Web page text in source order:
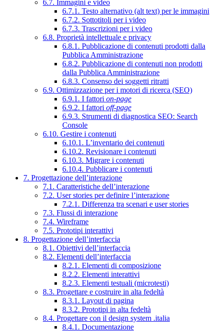
6.7. Immagini e video
6.7.1. Testo alternativo (alt text) per le immagini
6.7.2. Sottotitoli per i video
6.7.3. Trascrizioni per i video
6.8. Proprietà intellettuale e privacy
6.8.1. Pubblicazione di contenuti prodotti dalla
Pubblica Amministrazione
6.8.2. Pubblicazione di contenuti non prodotti
dalla Pubblica Amministrazione
6.8.3. Consenso dei soggetti ritratti
6.9. Ottimizzazione per i motori di ricerca (SEO)
6.9.1. I fattori on-page
6.9.2. I fattori off-page
6.9.3. Strumenti di diagnostica SEO: Search
Console
6.10. Gestire i contenuti
6.10.1. L’inventario dei contenuti
6.10.2. Revisionare i contenuti
6.10.3. Migrare i contenuti
6.10.4. Pubblicare i contenuti
7. Progettazione dell’interazione
7.1. Caratteristiche dell’interazione
7.2. User stories per definire l’interazione
7.2.1. Differenza tra scenari e user stories
7.3. Flussi di interazione
7.4. Wireframe
7.5. Prototipi interattivi
8. Progettazione dell’interfaccia
8.1. Obiettivi dell’interfaccia
8.2. Elementi dell’interfaccia
8.2.1. Elementi di composizione
8.2.2. Elementi interattivi
8.2.3. Elementi testuali (microtesti)
8.3. Progettare e costruire in alta fedeltà
8.3.1. Layout di pagina
8.3.2. Prototipi in alta fedeltà
8.4. Progettare con il design system .italia
8.4.1. Documentazione